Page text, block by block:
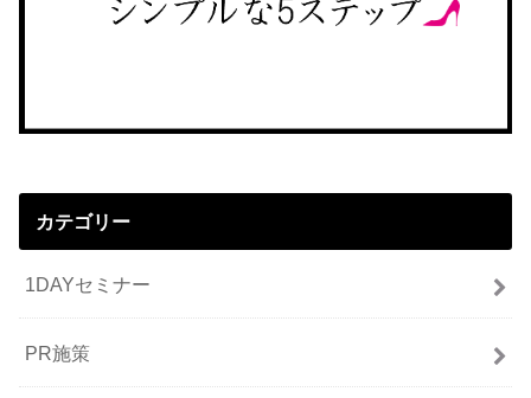
カテゴリー
1DAYセミナー
PR施策